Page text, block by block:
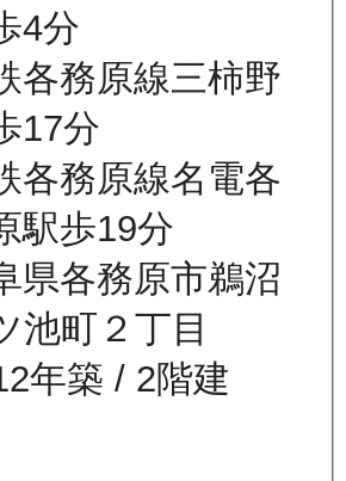
4分
各務原線三柿野
17分
各務原線名電各
駅歩19分
県各務原市鵜沼
池町２丁目
年築 / 2階建